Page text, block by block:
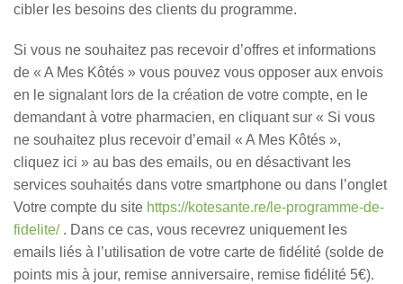
cibler les besoins des clients du programme.
Si vous ne souhaitez pas recevoir d’offres et informations
de « A Mes Kôtés » vous pouvez vous opposer aux envois
en le signalant lors de la création de votre compte, en le
demandant à votre pharmacien, en cliquant sur « Si vous
ne souhaitez plus recevoir d’email « A Mes Kôtés »,
cliquez ici » au bas des emails, ou en désactivant les
services souhaités dans votre smartphone ou dans l’onglet
Votre compte du site https://kotesante.re/le-programme-de-
fidelite/. Dans ce cas, vous recevrez uniquement les
emails liés à l’utilisation de votre carte de fidélité (solde de
points mis à jour, remise anniversaire, remise fidélité 5€).